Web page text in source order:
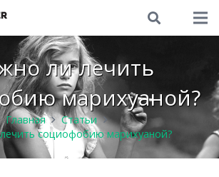
ли лечить
марихуаной?
Главная
Статьи
социофобию марихуаной?